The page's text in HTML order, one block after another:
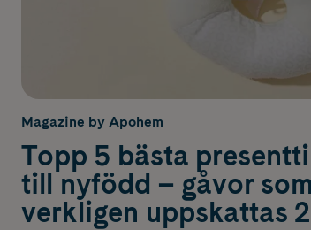
Magazine by Apohem
Topp 5 bästa
till nyfödd – gåvor
verkligen uppskattas